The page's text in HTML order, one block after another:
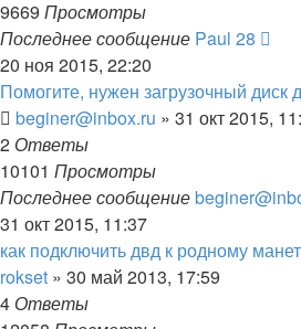
9669 Просмотры
Последнее сообщение Paul 28
20 ноя 2015, 22:20
Помогите, нужен загрузочный диск
beginer@inbox.ru » 31 окт 2015,
2 Ответы
10101 Просмотры
Последнее сообщение
31 окт 2015, 11:37
как подключить двд к родному
rokset » 30 май 2013, 17:59
4 Ответы